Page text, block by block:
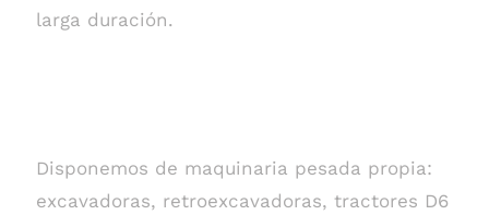
larga duración.
Disponemos de maquinaria pesada propia:
excavadoras, retroexcavadoras, tractores D6